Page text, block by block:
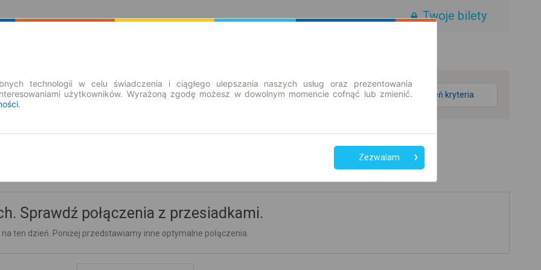
Twoje bilety
zmień kryteria
Sprawdź połączenia z przesiadkami.
ten dzień. Poniżej przedstawiamy inne optymalne połączenia.
technologii w celu świadczenia i ciągłego ulepszania naszych usług oraz prezentowania
użytkowników. Wyrażoną zgodę możesz w dowolnym momencie cofnąć lub zmienić.
.
Zezwalam